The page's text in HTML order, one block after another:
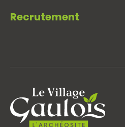
Recrutement